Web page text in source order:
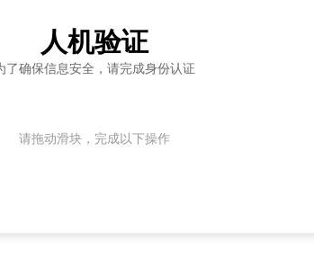
人机验证
了确保信息安全，请完成身份认证
请拖动滑块，完成以下操作